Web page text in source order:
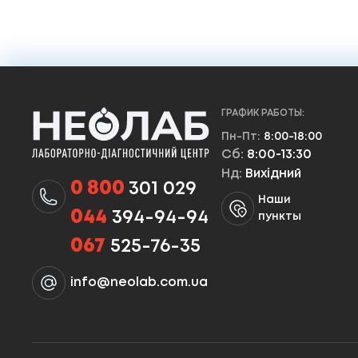
0 800 301 029
044 394-94-94
067 525-76-35
info@neolab.com.ua
ГРАФИК РАБОТЫ:
Пн-Пт: 8:00-18:00
Сб: 8:00-13:30
Нд: Вихідний
Наши
пункты